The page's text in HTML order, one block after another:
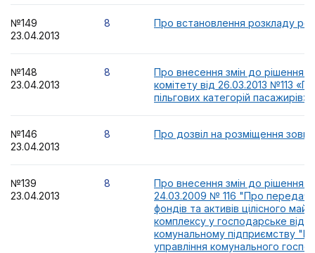
№149
23.04.2013
8 Про встановлення розкладу
№148
23.04.2013
8
Про внесення змін до рішення
комітету від 26.03.2013 №113
пільгових категорій пасажирів»
№146
23.04.2013
8 Про дозвіл на розміщення
№139
23.04.2013
8
Про внесення змін до рішення
24.03.2009 № 116 "Про
фондів та активів цілісного
комплексу у господарське
комунальному підприємству
управління комунального